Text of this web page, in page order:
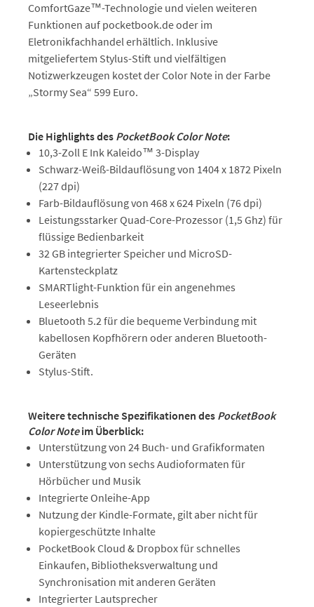
ComfortGaze™-Technologie und vielen weiteren
Funktionen auf pocketbook.de oder im
Eletronikfachhandel erhältlich. Inklusive
mitgeliefertem Stylus-Stift und vielfältigen
Notizwerkzeugen kostet der Color Note in der Farbe
„Stormy Sea“ 599 Euro.
Die Highlights des PocketBook Color Note:
10,3-Zoll E Ink Kaleido™ 3-Display
Schwarz-Weiß-Bildauflösung von 1404 x 1872 Pixeln
(227 dpi)
Farb-Bildauflösung von 468 x 624 Pixeln (76 dpi)
Leistungsstarker Quad-Core-Prozessor (1,5 Ghz) für
flüssige Bedienbarkeit
32 GB integrierter Speicher und MicroSD-
Kartensteckplatz
SMARTlight-Funktion für ein angenehmes
Leseerlebnis
Bluetooth 5.2 für die bequeme Verbindung mit
kabellosen Kopfhörern oder anderen Bluetooth-
Geräten
Stylus-Stift.
Weitere technische Spezifikationen des PocketBook
Color Noteim Überblick:
Unterstützung von 24 Buch- und Grafikformaten
Unterstützung von sechs Audioformaten für
Hörbücher und Musik
Integrierte Onleihe-App
Nutzung der Kindle-Formate, gilt aber nicht für
kopiergeschützte Inhalte
PocketBook Cloud & Dropbox für schnelles
Einkaufen, Bibliotheksverwaltung und
Synchronisation mit anderen Geräten
Integrierter Lautsprecher